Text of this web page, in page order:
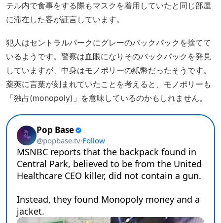
テル内で食事をする際もマスクを着用していたと同じ部屋
に滞在した客が証言しています。
犯人はセントラルパークにグレーのバックパックを捨てて
いるようです。警察は血眼になりそのバックパックを発見
していますが、中身はモノポリーの紙幣だったそうです。
薬莢に言葉が刻まれていたことを考えると、モノポリーも
「独占(monopoly)」を意味しているのかもしれません。